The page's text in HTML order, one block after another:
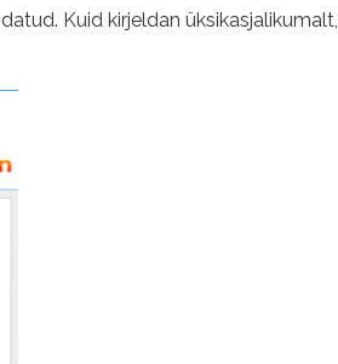
Kuid kirjeldan üksikasjalikumalt,